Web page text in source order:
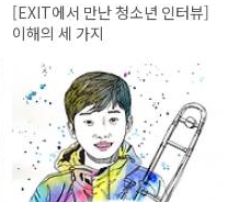
[EXIT에서 만난 청소년 인터뷰]
이해의 세 가지